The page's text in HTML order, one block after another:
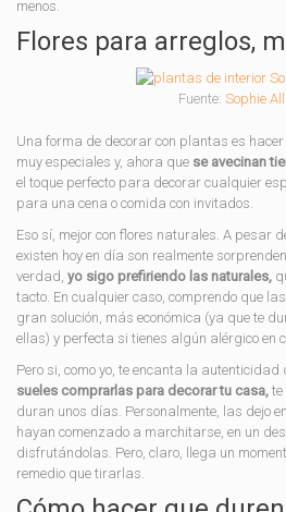
menos.
Flores para arreglos,
Fuente: Sophie
Una forma de decorar con plantas es hacer
muy especiales y, ahora que se avecinan
el toque perfecto para decorar cualquier
para una cena o comida con invitados.
Eso sí, mejor con flores naturales. A pesar
existen hoy en día son realmente
verdad, yo sigo prefiriendo las naturales,
tacto. En cualquier caso, comprendo que
gran solución, más económica (ya que te
ellas) y perfecta si tienes algún alérgico en
Pero si, como yo, te encanta la
sueles comprarlas para decorar tu casa,
duran unos días. Personalmente, las dejo
hayan comenzado a marchitarse, en un
disfrutándolas. Pero, claro, llega un
remedio que tirarlas.